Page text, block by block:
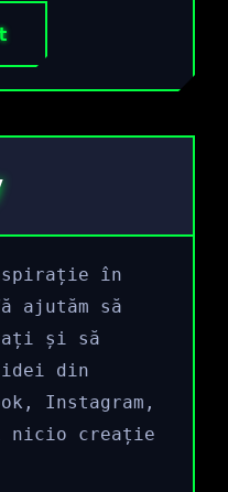
în
ajutăm să
și să
din
Instagram,
nicio creație